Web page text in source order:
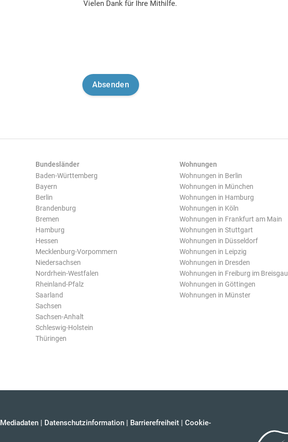
Vielen Dank für Ihre Mithilfe.
Bundesländer
Baden-Württemberg
Bayern
Berlin
Brandenburg
Bremen
Hamburg
Hessen
Mecklenburg-Vorpommern
Niedersachsen
Nordrhein-Westfalen
Rheinland-Pfalz
Saarland
Sachsen
Sachsen-Anhalt
Schleswig-Holstein
Thüringen
Wohnungen
Wohnungen in Berlin
Wohnungen in München
Wohnungen in Hamburg
Wohnungen in Köln
Wohnungen in Frankfurt am Main
Wohnungen in Stuttgart
Wohnungen in Düsseldorf
Wohnungen in Leipzig
Wohnungen in Dresden
Wohnungen in Freiburg im Breisgau
Wohnungen in Göttingen
Wohnungen in Münster
Mediadaten | Datenschutzinformation | Barrierefreiheit | Cookie-